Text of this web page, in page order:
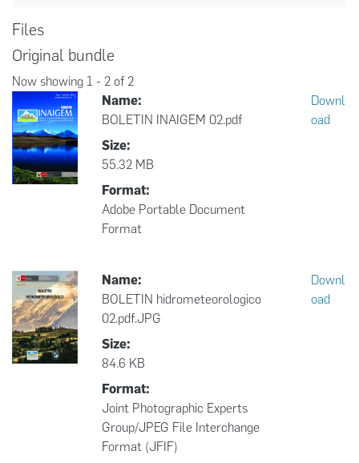
Files
Original bundle
Now showing 1 - 2 of 2
Name:
BOLETIN INAIGEM 02.pdf
Size:
55.32 MB
Format:
Adobe Portable Document
Format
Downl
oad
Name:
BOLETIN hidrometeorologico
02.pdf.JPG
Size:
84.6 KB
Format:
Joint Photographic Experts
Group/JPEG File Interchange
Format (JFIF)
Downl
oad